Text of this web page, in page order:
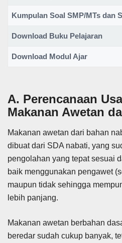
Kumpulan Soal SMP/MTs dan
Download Buku Pelajaran
Download Modul Ajar
A. Perencanaan
Makanan Awetan
Makanan awetan dari bahan
dibuat dari SDA nabati, yang
pengolahan yang tepat sesuai
baik menggunakan pengawet
maupun tidak sehingga
lebih panjang.
Makanan awetan berbahan
beredar sudah cukup banyak,